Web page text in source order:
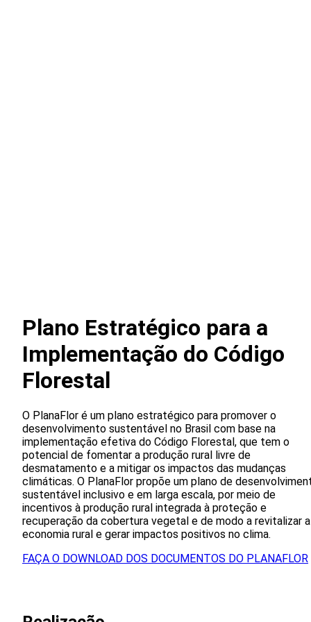
Plano Estratégico para a
Implementação do Código
Florestal
O PlanaFlor é um plano estratégico para promover o
desenvolvimento sustentável no Brasil com base na
implementação efetiva do Código Florestal, que tem o
potencial de fomentar a produção rural livre de
desmatamento e a mitigar os impactos das mudanças
climáticas. O PlanaFlor propõe um plano de
sustentável inclusivo e em larga escala, por meio de
incentivos à produção rural integrada à proteção e
recuperação da cobertura vegetal e de modo a revitalizar a
economia rural e gerar impactos positivos no clima.
FAÇA O DOWNLOAD DOS DOCUMENTOS DO PLANAFLOR